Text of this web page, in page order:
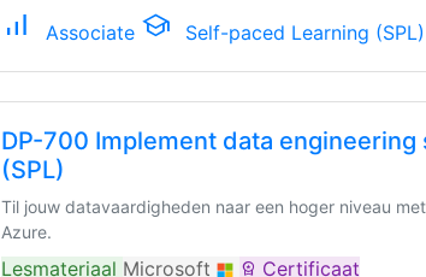
signal_cellular_alt Associate school Self-paced Learning (SPL)
DP-700 Implement data
(SPL)
Til jouw datavaardigheden naar een hoger niveau
Azure.
Lesmateriaal Microsoft workspace_premium Certificaat